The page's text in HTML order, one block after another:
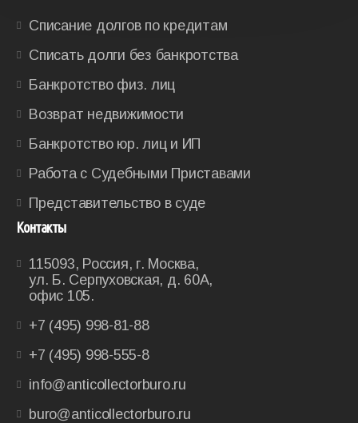
Списание долгов по кредитам
Списать долги без банкротства
Банкротство физ. лиц
Возврат недвижимости
Банкротство юр. лиц и ИП
Работа с Судебными Приставами
Представительство в суде
Контакты
115093, Россия, г. Москва,
ул. Б. Серпуховская, д. 60А,
офис 105.
+7 (495) 998-81-88
+7 (495) 998-555-8
info@anticollectorburo.ru
buro@anticollectorburo.ru